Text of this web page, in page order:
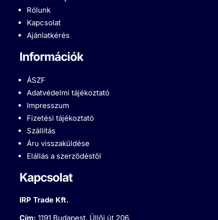
Rólunk
Kapcsolat
Ajánlatkérés
Információk
ÁSZF
Adatvédelmi tájékoztató
Impresszum
Fizetési tájékoztató
Szállítás
Áru visszaküldése
Elállás a szerződéstől
Kapcsolat
IRP Trade Kft.
Cím:1191 Budapest, Üllői út 206.